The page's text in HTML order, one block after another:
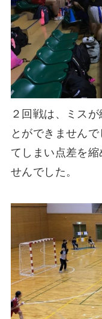
２回戦は、ミス
とができません
てしまい点差を
せんでした。